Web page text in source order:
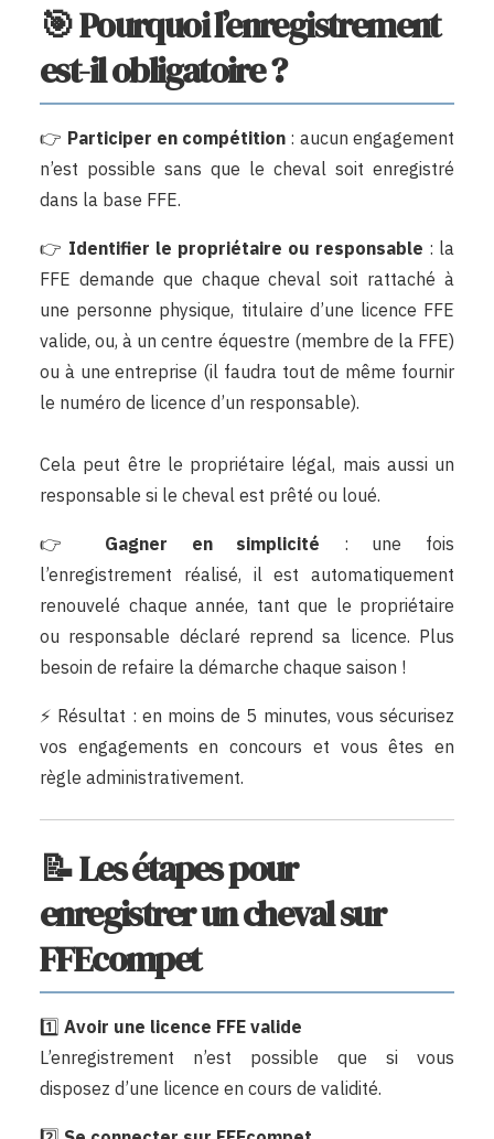
🎯 Pourquoi l’enregistrement
est-il obligatoire ?
👉 Participer en compétition : aucun engagement
n’est possible sans que le cheval soit enregistré
dans la base FFE.
👉 Identifier le propriétaire ou responsable : la
FFE demande que chaque cheval soit rattaché à
une personne physique, titulaire d’une licence FFE
valide, ou, à un centre équestre (membre de la FFE)
ou à une entreprise (il faudra tout de même fournir
le numéro de licence d’un responsable).
Cela peut être le propriétaire légal, mais aussi un
responsable si le cheval est prêté ou loué.
👉 Gagner en simplicité : une fois
l’enregistrement réalisé, il est automatiquement
renouvelé chaque année, tant que le propriétaire
ou responsable déclaré reprend sa licence. Plus
besoin de refaire la démarche chaque saison !
⚡ Résultat : en moins de 5 minutes, vous sécurisez
vos engagements en concours et vous êtes en
règle administrativement.
📝 Les étapes pour
enregistrer un cheval sur
FFEcompet
1️⃣ Avoir une licence FFE valide
L’enregistrement n’est possible que si vous
disposez d’une licence en cours de validité.